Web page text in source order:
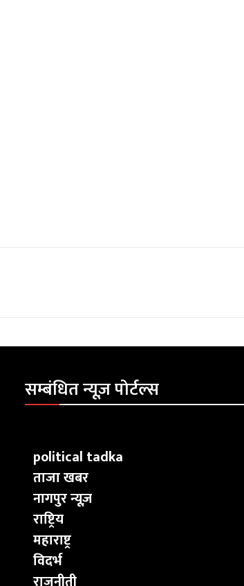
सम्बंधित न्यूज़ पोर्टल्स
political tadka
ताजा खबर
नागपुर न्यूज़
राष्ट्रिय
महाराष्ट्र
विदर्भ